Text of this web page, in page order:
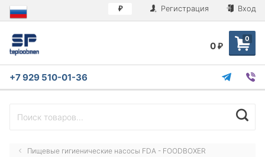
₽ Регистрация Вход
0
0 ₽
+7 929 510-01-36
Пищевые гигиенические насосы FDA - FOODBOXER